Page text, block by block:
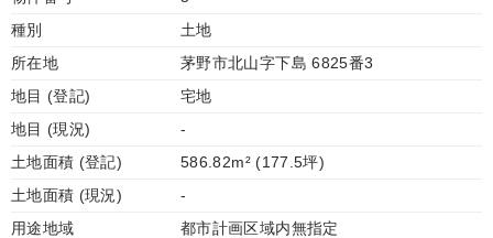
種別
土地
所在地
茅野市北山字下島 6825番3
地目 (登記)
宅地
地目 (現況)
-
土地面積 (登記)
586.82m² (177.5坪)
土地面積 (現況)
-
用途地域
都市計画区域内無指定